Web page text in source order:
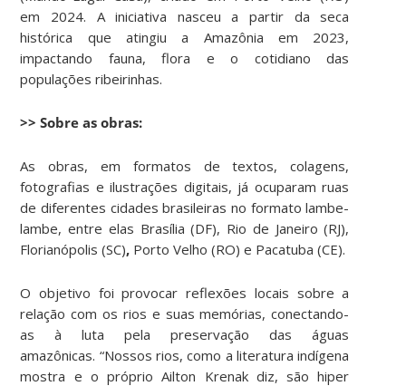
em 2024. A iniciativa nasceu a partir da seca
histórica que atingiu a Amazônia em 2023,
impactando fauna, flora e o cotidiano das
populações ribeirinhas.
>> Sobre as obras:
As obras, em formatos de textos, colagens,
fotografias e ilustrações digitais, já ocuparam ruas
de diferentes cidades brasileiras no formato lambe-
lambe, entre elas Brasília (DF), Rio de Janeiro (RJ),
Florianópolis (SC), Porto Velho (RO) e Pacatuba (CE).
O objetivo foi provocar reflexões locais sobre a
relação com os rios e suas memórias, conectando-
as à luta pela preservação das águas
amazônicas. “Nossos rios, como a literatura indígena
mostra e o próprio Ailton Krenak diz, são hiper